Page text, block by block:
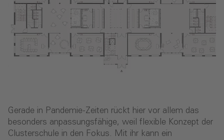
Gerade in Pandemie-Zeiten rückt hier vor allem das
besonders anpassungsfähige, weil flexible Konzept der
Clusterschule in den Fokus. Mit ihr kann ein